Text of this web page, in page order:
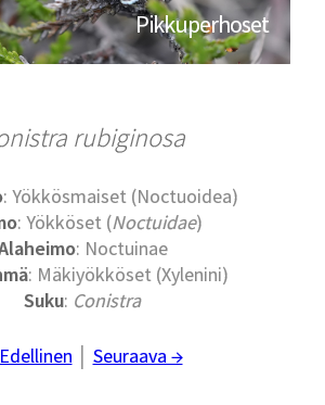
Pikkuperhoset
rubiginosa
: Yökkösmaiset (Noctuoidea)
: Yökköset (Noctuidae)
: Noctuinae
: Mäkiyökköset (Xylenini)
Suku: Conistra
Seuraava →